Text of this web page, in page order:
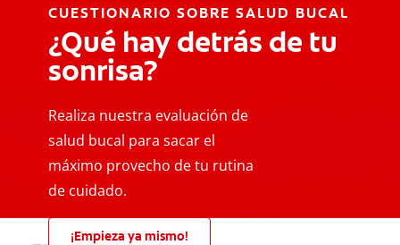
CUESTIONARIO SOBRE SALUD BUCAL
¿Qué hay detrás de tu
sonrisa?
Realiza nuestra evaluación de
salud bucal para sacar el
máximo provecho de tu rutina
de cuidado.
¡Empieza ya mismo!